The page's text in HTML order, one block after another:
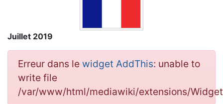
Juillet 2019
Erreur dans le widget AddThis: unable to
write file
/var/www/html/mediawiki/extensions/